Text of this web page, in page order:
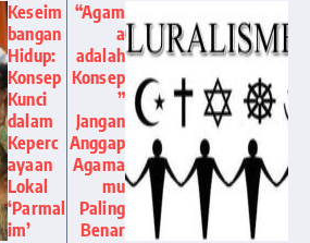
Keseim
bangan
Hidup:
Konsep
Kunci
dalam
Keperc
ayaan
Lokal
‘Parmal
im’
“Agam
a
adalah
Konsep
”
Jangan
Anggap
Agama
mu
Paling
Benar